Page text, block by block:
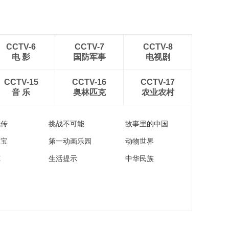
CCTV-6
电 影
CCTV-7
国防军事
CCTV-8
电视剧
CCTV-15
音 乐
CCTV-16
奥林匹克
CCTV-17
农业农村
挑战不可能 故事里的中国
第一动画乐园 动物世界
生活提示 中华民族